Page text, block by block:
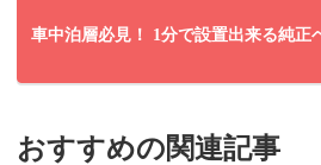
車中泊層必見！ 1分で設置出来る純
おすすめの関連記事